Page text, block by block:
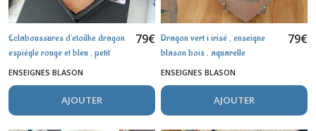
Eclaboussures d'etoilke dragon
espiégle rouge et bleu , petit
blason
79€
ENSEIGNES BLASON
AJOUTER
Dragon vert i irisé , enseigne
blason bois , aquarelle
79€
ENSEIGNES BLASON
AJOUTER